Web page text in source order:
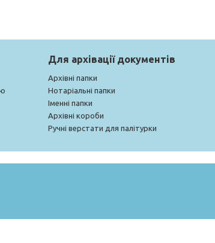
Для архівації документів
Архівні папки
Нотаріальні папки
Іменні папки
Архівні короби
Ручні верстати для палітурки